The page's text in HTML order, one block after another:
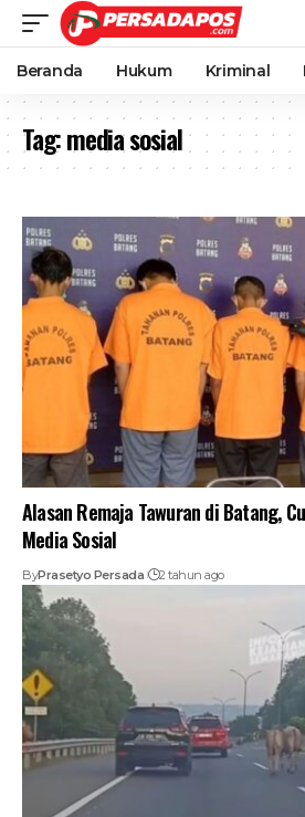
Beranda Hukum Kriminal
Tag:media sosial
Alasan Remaja Tawuran di Batang,
Media Sosial
ByPrasetyo Persada 2 tahun ago